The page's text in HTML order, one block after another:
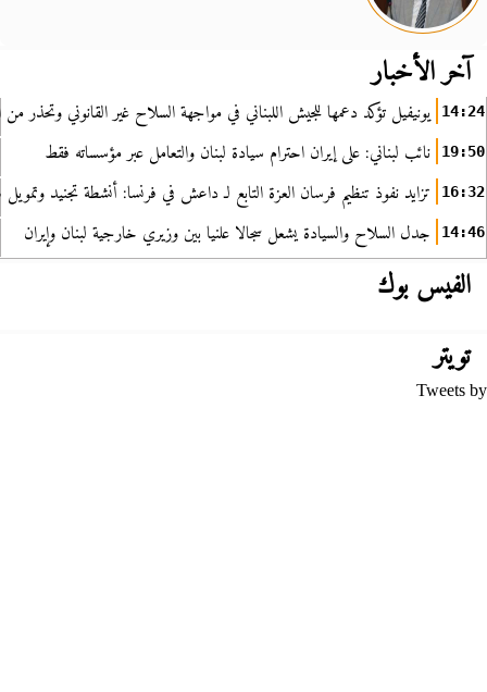
آخر الأخبار
14:24 يونيفيل تؤكد دعمها للجيش اللبناني في مواجهة السلاح غير القانوني وتحذر من
19:50 نائب لبناني: على إيران احترام سيادة لبنان والتعامل عبر مؤسساته فقط
16:32 تزايد نفوذ تنظيم فرسان العزة التابع لـ داعش في فرنسا: أنشطة تجنيد
14:46 جدل السلاح والسيادة يشعل سجالا علنيا بين وزيري خارجية لبنان وإيران
الفيس بوك
تويتر
Tweets by